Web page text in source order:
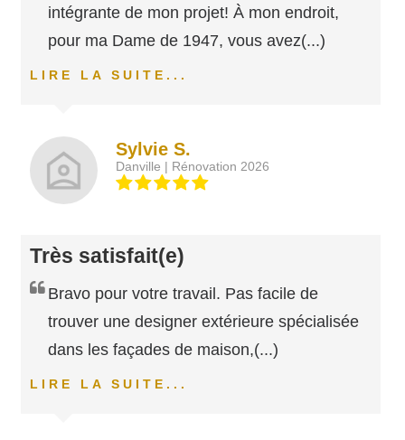
intégrante de mon projet! À mon endroit,
pour ma Dame de 1947, vous avez(...)
LIRE LA SUITE...
Sylvie S.
Danville | Rénovation 2026
Très satisfait(e)
Bravo pour votre travail. Pas facile de
trouver une designer extérieure spécialisée
dans les façades de maison,(...)
LIRE LA SUITE...